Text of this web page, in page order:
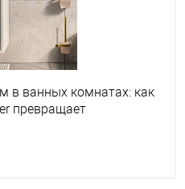
в ванных комнатах: как
превращает